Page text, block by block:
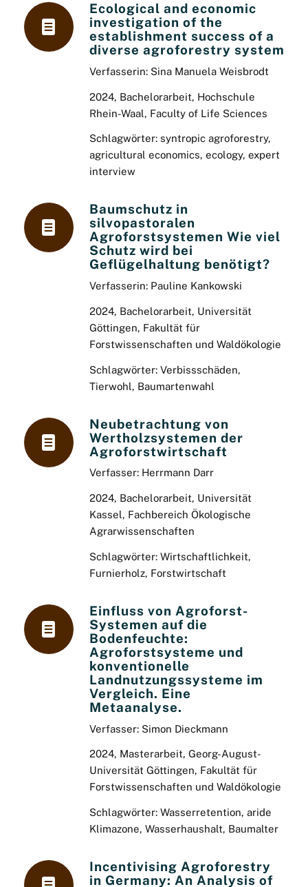
Ecological and economic
investigation of the
establishment success of a
diverse agroforestry system
Verfasserin: Sina Manuela Weisbrodt
2024, Bachelorarbeit, Hochschule
Rhein-Waal, Faculty of Life Sciences
Schlagwörter: syntropic agroforestry,
agricultural economics, ecology, expert
interview
Baumschutz in
silvopastoralen
Agroforstsystemen Wie viel
Schutz wird bei
Geflügelhaltung benötigt?
Verfasserin: Pauline Kankowski
2024, Bachelorarbeit, Universität
Göttingen, Fakultät für
Forstwissenschaften und Waldökologie
Schlagwörter: Verbissschäden,
Tierwohl, Baumartenwahl
Neubetrachtung von
Wertholzsystemen der
Agroforstwirtschaft
Verfasser: Herrmann Darr
2024, Bachelorarbeit, Universität
Kassel, Fachbereich Ökologische
Agrarwissenschaften
Schlagwörter: Wirtschaftlichkeit,
Furnierholz, Forstwirtschaft
Einfluss von Agroforst-
Systemen auf die
Bodenfeuchte:
Agroforstsysteme und
konventionelle
Landnutzungssysteme im
Vergleich. Eine
Metaanalyse.
Verfasser: Simon Dieckmann
2024, Masterarbeit, Georg-August-
Universität Göttingen, Fakultät für
Forstwissenschaften und Waldökologie
Schlagwörter: Wasserretention, aride
Klimazone, Wasserhaushalt, Baumalter
Incentivising Agroforestry
in Germany: An Analysis of